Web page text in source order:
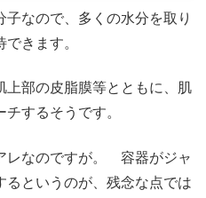
子なので、多くの水分を取り
できます。
上部の皮脂膜等とともに、肌
するそうです。
レなのですが。 容器がジャ
るというのが、残念な点では